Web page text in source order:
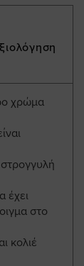
χρώμα
έχει
στο
κολιέ